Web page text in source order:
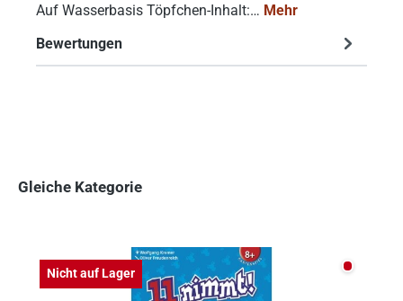
Auf Wasserbasis Töpfchen-Inhalt:… Mehr
Bewertungen
Gleiche Kategorie
Nicht auf Lager Nicht